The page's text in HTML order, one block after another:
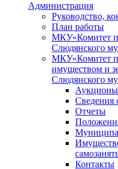
Администрация
Руководство,
План работы
МКУ«Комитет
Слюдянского
МКУ«Комитет
имуществом и
Слюдянского
Аукционы
Сведения
Отчеты
Контакты